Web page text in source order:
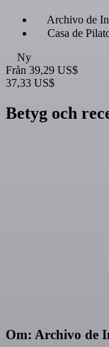
Archivo de
Casa de
Ny
Från 39,29 US$
37,33 US$
Betyg och
Om: Archivo de